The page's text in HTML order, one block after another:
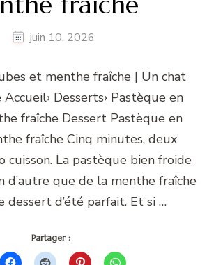
juin 10, 2026
et menthe fraîche | Un chat
Desserts› Pastèque en
fraîche Dessert Pastèque en
fraîche Cinq minutes, deux
cuisson. La pastèque bien froide
d’autre que de la menthe fraîche
dessert d’été parfait. Et si …
Partager :